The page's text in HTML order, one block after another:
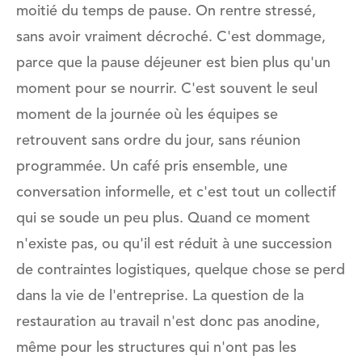
moitié du temps de pause. On rentre stressé,
sans avoir vraiment décroché. C'est dommage,
parce que la pause déjeuner est bien plus qu'un
moment pour se nourrir. C'est souvent le seul
moment de la journée où les équipes se
retrouvent sans ordre du jour, sans réunion
programmée. Un café pris ensemble, une
conversation informelle, et c'est tout un collectif
qui se soude un peu plus. Quand ce moment
n'existe pas, ou qu'il est réduit à une succession
de contraintes logistiques, quelque chose se perd
dans la vie de l'entreprise. La question de la
restauration au travail n'est donc pas anodine,
même pour les structures qui n'ont pas les